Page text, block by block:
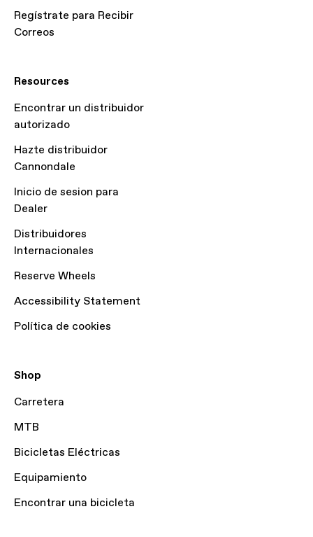
Regístrate para Recibir
Correos
Resources
Encontrar un distribuidor
autorizado
Hazte distribuidor
Cannondale
Inicio de sesion para
Dealer
Distribuidores
Internacionales
Reserve Wheels
Accessibility Statement
Política de cookies
Shop
Carretera
MTB
Bicicletas Eléctricas
Equipamiento
Encontrar una bicicleta